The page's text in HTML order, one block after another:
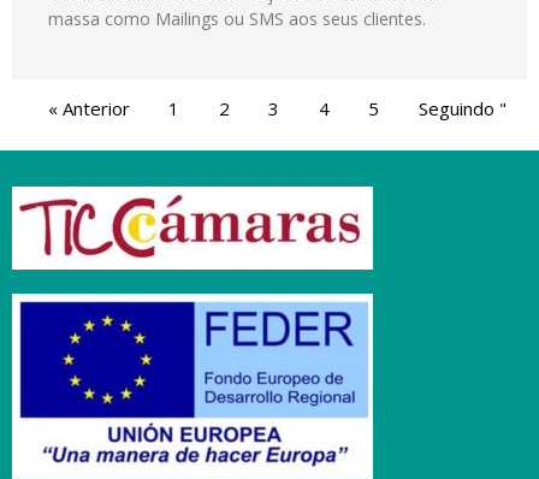
massa como Mailings ou SMS aos seus clientes.
« Anterior 1 2 3 4 5 Seguindo "